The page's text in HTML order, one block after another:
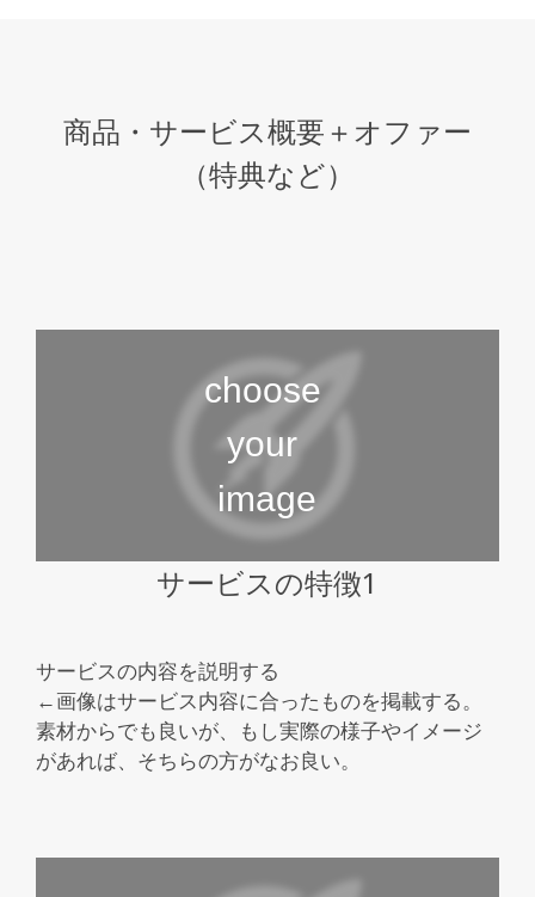
商品・サービス概要＋オファー
（特典など）
サービスの特徴1
サービスの内容を説明する
←画像はサービス内容に合ったものを掲載する。
素材からでも良いが、もし実際の様子やイメージ
があれば、そちらの方がなお良い。